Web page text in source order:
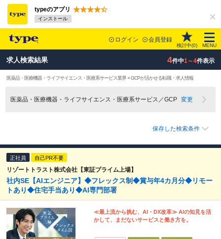
typeのアプリ
インストール
ログイン 会員登録
検討中(0) MENU
求人検索結果 4件中1～4件表示
医薬品・医療機器・ライフサイエンス・医療系サービス業界 × GCPが活かせる転職・求人情報
医薬品・医療機器・ライフサイエンス・医療系サービス／GCP 変更
保存した検索条件
正社員 自己PR不要
リゾートトラスト株式会社【東証プライム上場】
社内SE【AIエンジニア】◆フレックス制◆賞与年4カ月分◆リモー
トあり◆住宅手当あり◆AI専門部署
≪最上流から挑む、AI・DX改革≫ AIの知見を活
かして、まだないサービスと働き方を。